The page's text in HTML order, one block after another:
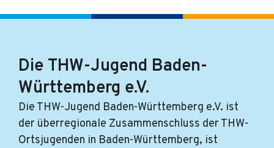
Die THW-Jugend Baden-
Württemberg e.V.
Die THW-Jugend Baden-Württemberg e.V. ist
der überregionale Zusammenschluss der THW-
Ortsjugenden in Baden-Württemberg, ist